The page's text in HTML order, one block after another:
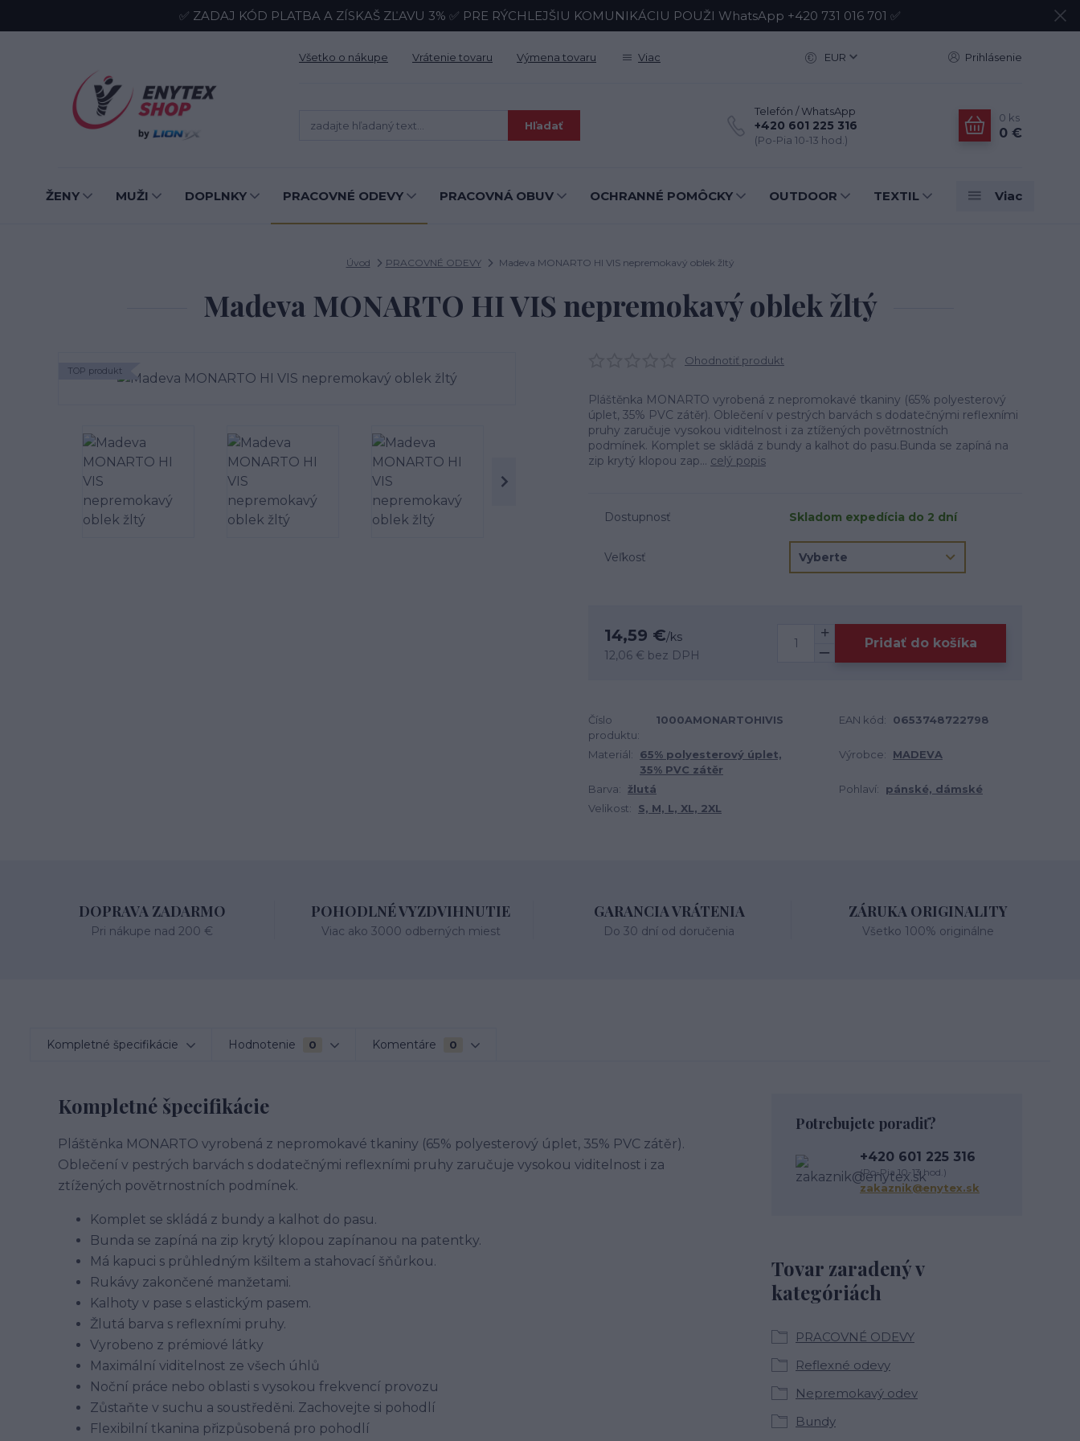
✅ ZADAJ KÓD PLATBA A ZÍSKAŠ ZĽAVU 3% ✅ PRE RÝCHLEJŠIU KOMUNIKÁCIU POUŽI WhatsApp +420 731 016 701 ✅
Všetko o nákupe Vrátenie tovaru Výmena tovaru Viac EUR Prihlásenie
Hľadať
Telefón / WhatsApp
+420 601 225 316
(Po-Pia 10-13 hod.)
0 ks
0 €
ŽENY MUŽI DOPLNKY PRACOVNÉ ODEVY PRACOVNÁ OBUV OCHRANNÉ POMÔCKY OUTDOOR TEXTIL Viac
Úvod PRACOVNÉ ODEVY Madeva MONARTO HI VIS nepremokavý oblek žltý
Madeva MONARTO HI VIS nepremokavý oblek žltý
TOP produkt
Ohodnotiť produkt
Pláštěnka MONARTO vyrobená z nepromokavé tkaniny (65% polyesterový
úplet, 35% PVC zátěr). Oblečení v pestrých barvách s dodatečnými reflexními
pruhy zaručuje vysokou viditelnost i za ztížených povětrnostních
podmínek. Komplet se skládá z bundy a kalhot do pasu.Bunda se zapíná na
zip krytý klopou zap... celý popis
Dostupnosť Skladom expedícia do 2 dní
Veľkosť
14,59 €/ks
12,06 € bez DPH
Pridať do košíka
Číslo
produktu:
1000AMONARTOHIVIS EAN kód: 0653748722798
Materiál:
65% polyesterový úplet,
35% PVC zátěr
Výrobce: MADEVA
Barva: žlutá Pohlaví:
pánské, dámské
Velikost:
S, M, L, XL, 2XL
DOPRAVA ZADARMO
Pri nákupe nad 200 €
POHODLNÉ VYZDVIHNUTIE
Viac ako 3000 odberných miest
GARANCIA VRÁTENIA
Do 30 dní od doručenia
ZÁRUKA ORIGINALITY
Všetko 100% originálne
Kompletné špecifikácie Hodnotenie 0 Komentáre 0
Kompletné špecifikácie
Pláštěnka MONARTO vyrobená z nepromokavé tkaniny (65% polyesterový úplet, 35% PVC zátěr).
Oblečení v pestrých barvách s dodatečnými reflexními pruhy zaručuje vysokou viditelnost i za
ztížených povětrnostních podmínek.
Komplet se skládá z bundy a kalhot do pasu.
Bunda se zapíná na zip krytý klopou zapínanou na patentky.
Má kapuci s průhledným kšiltem a stahovací šňůrkou.
Rukávy zakončené manžetami.
Kalhoty v pase s elastickým pasem.
Žlutá barva s reflexními pruhy.
Vyrobeno z prémiové látky
Maximální viditelnost ze všech úhlů
Noční práce nebo oblasti s vysokou frekvencí provozu
Zůstaňte v suchu a soustředěni. Zachovejte si pohodlí
Flexibilní tkanina přizpůsobená pro pohodlí
Tovar zaradený v
kategóriách
PRACOVNÉ ODEVY
Reflexné odevy
Nepremokavý odev
Bundy
Potrebujete poradiť?
+420 601 225 316
(Po-Pia 10-13 hod.)
zakaznik@enytex.sk